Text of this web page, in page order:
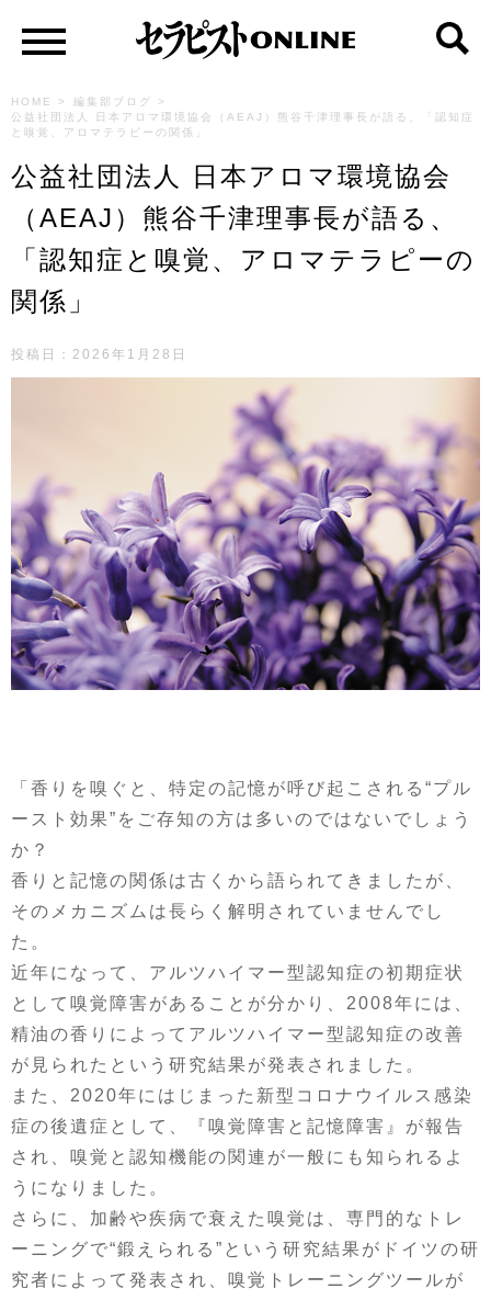
HOME > 編集部ブログ
>
公益社団法人 日本アロマ環境協会（AEAJ）熊谷千津理事長が語る、「認知症
と嗅覚、アロマテラピーの関係」
公益社団法人 日本アロマ環境協会
（AEAJ）熊谷千津理事長が語る、
「認知症と嗅覚、アロマテラピーの
関係」
投稿日：2026年1月28日
「香りを嗅ぐと、特定の記憶が呼び起こされる“プル
ースト効果”をご存知の方は多いのではないでしょう
か？
香りと記憶の関係は古くから語られてきましたが、
そのメカニズムは長らく解明されていませんでし
た。
近年になって、アルツハイマー型認知症の初期症状
として嗅覚障害があることが分かり、2008年には、
精油の香りによってアルツハイマー型認知症の改善
が見られたという研究結果が発表されました。
また、2020年にはじまった新型コロナウイルス感染
症の後遺症として、『嗅覚障害と記憶障害』が報告
され、嗅覚と認知機能の関連が一般にも知られるよ
うになりました。
さらに、加齢や疾病で衰えた嗅覚は、専門的なトレ
ーニングで“鍛えられる”という研究結果がドイツの研
究者によって発表され、嗅覚トレーニングツールが